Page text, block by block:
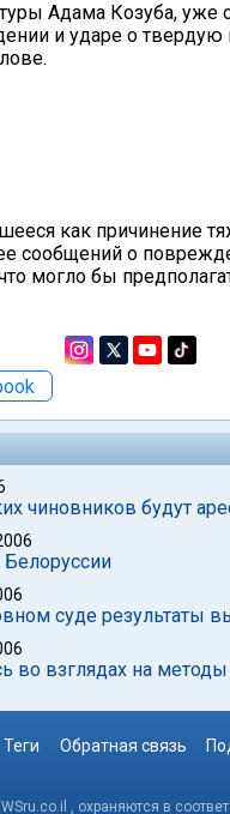
Адама Козуба, уже
и ударе о
как причинение
сообщений о
могло бы
чиновников будут
суде результаты
во взглядах на
Теги Обратная связь
, охраняются в